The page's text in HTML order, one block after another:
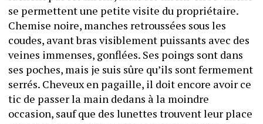
se permettent une petite visite du propriétaire.
Chemise noire, manches retroussées sous les
coudes, avant bras visiblement puissants avec des
veines immenses, gonflées. Ses poings sont dans
ses poches, mais je suis sûre qu’ils sont fermement
serrés. Cheveux en pagaille, il doit encore avoir ce
tic de passer la main dedans à la moindre
occasion, sauf que des lunettes trouvent leur place